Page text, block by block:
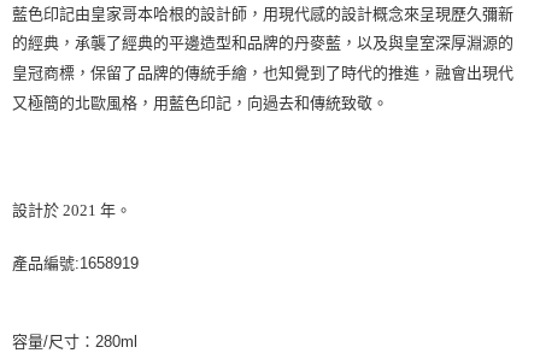
藍色印記由皇家哥本哈根的設計師，用現代感的設計概念來呈現歷久彌新
的經典，承襲了經典的平邊造型和品牌的丹麥藍，以及與皇室深厚淵源的
皇冠商標，保留了品牌的傳統手繪，也知覺到了時代的推進，融會出現代
又極簡的北歐風格，用藍色印記，向過去和傳統致敬。
設計於 2021 年。
產品編號:1658919
容量/尺寸：280ml